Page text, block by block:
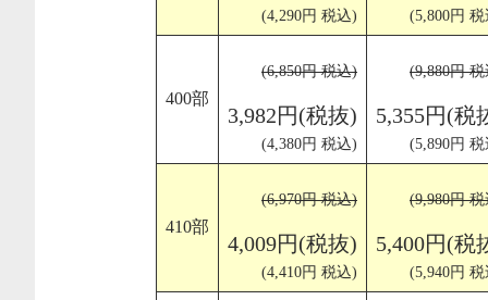
(4,290円 税込) (5,800円
400部
(6,850円 税込)
3,982円(税抜)
(4,380円 税込)
(9,880円
5,355円(税
(5,890円
410部
(6,970円 税込)
4,009円(税抜)
(4,410円 税込)
(9,980円
5,400円(税
(5,940円